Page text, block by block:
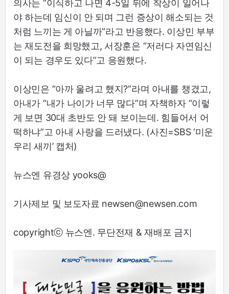
의사는 “이식하고 나면 4-5일 뒤에 착상이 일어나
야 하는데 임신이 안 되며 그런 증상이 해소되는 것
처럼 느끼는 게 아닐까”라고 반응했다. 이상민 부부
는 재도전을 희망했고, 서장훈은 “저러다 자연임신
이 되는 경우도 있다”고 응원했다.
이상민은 “아까 울려고 했지?”라며 아내를 챙겼고,
아내가 “내가 나이가 너무 많다”며 자책하자 “이렇
게 보면 30대 초반도 안 돼 보이는데. 힘들어서 어
떡하냐”고 아내 사랑을 드러냈다. (사진=SBS ‘미운
우리 새끼’ 캡처)
뉴스엔 유경상 yooks@
기사제보 및 보도자료 newsen@newsen.com
copyrightⓒ 뉴스엔. 무단전재 & 재배포 금지